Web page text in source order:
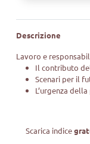
Descrizione
Lavoro e
Il contributo
Scenari per il
L’urgenza della
Scarica indice